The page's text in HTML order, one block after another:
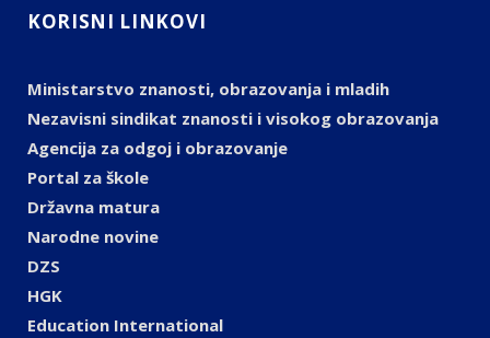
KORISNI LINKOVI
Ministarstvo znanosti, obrazovanja i mladih
Nezavisni sindikat znanosti i visokog obrazovanja
Agencija za odgoj i obrazovanje
Portal za škole
Državna matura
Narodne novine
DZS
HGK
Education International